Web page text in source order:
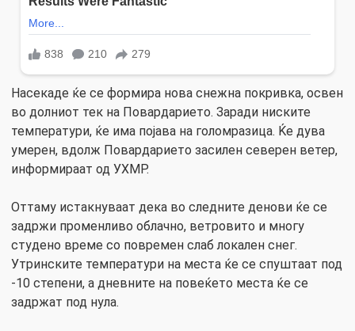
Насекаде ќе се формира нова снежна покривка, освен
во долниот тек на Повардарието. Заради ниските
температури, ќе има појава на голомразица. Ќе дува
умерен, вдолж Повардарието засилен северен ветер,
информираат од УХМР.
Оттаму истакнуваат дека во следните денови ќе се
задржи променливо облачно, ветровито и многу
студено време со повремен слаб локален снег.
Утринските температури на места ќе се спуштаат под
-10 степени, а дневните на повеќето места ќе се
задржат под нула.